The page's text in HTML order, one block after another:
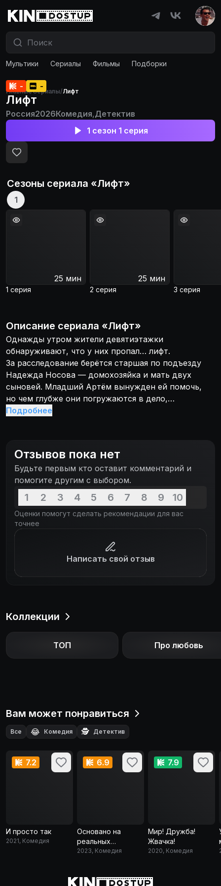
Мультики Сериалы Фильмы Подборки
Главная/Сериалы/Лифт
- -
Лифт
Россия2026Комедия,Детектив
1 сезон 1 серия
Сезоны сериала «Лифт»
1
25 мин
1 серия
25 мин
2 серия 3 серия
Описание сериала «Лифт»
Однажды утром жители девятиэтажки
обнаруживают, что у них пропал… лифт.
За расследование берётся старшая по подъезду
Надежда Носова — домохозяйка и мать двух
сыновей. Младший Артём вынужден ей помочь,
но чем глубже они погружаются в дело,
тем больше узнают соседских тайн, сталкиваются
преступления становится делом чести.
Подробнее
Отзывов пока нет
Будьте первым кто оставит комментарий и
помогите другим с выбором.
1 2 3 4 5 6 7 8 9 10
Оценки помогут сделать рекомендации для вас
точнее
Написать свой отзыв
Коллекции
ТОП Про любовь
Вам может понравиться
Все 😂 Комедия 🕵️ Детектив
7.2
И просто так
2021, Комедия
6.9
Основано на
реальных
событиях
2023, Комедия
7.9
Мир! Дружба!
Жвачка!
2020, Комедия